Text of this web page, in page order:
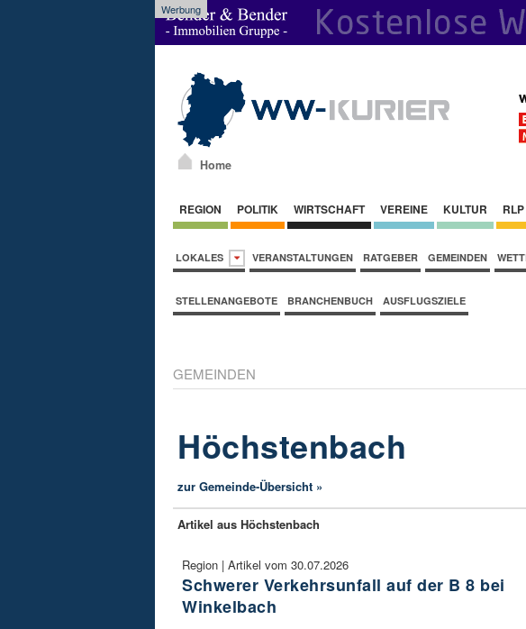
Werbung
Home
REGION POLITIK WIRTSCHAFT VEREINE KULTUR RLP
LOKALES VERANSTALTUNGEN RATGEBER GEMEINDEN
STELLENANGEBOTE BRANCHENBUCH AUSFLUGSZIELE
GEMEINDEN
Höchstenbach
zur Gemeinde-Übersicht »
Artikel aus Höchstenbach
Region | Artikel vom 30.07.2026
Schwerer Verkehrsunfall auf der B 8 bei
Winkelbach